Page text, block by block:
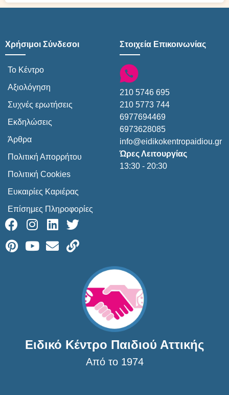
Χρήσιμοι Σύνδεσοι
Το Κέντρο
Αξιολόγηση
Συχνές ερωτήσεις
Εκδηλώσεις
Άρθρα
Πολιτική Απορρήτου
Πολιτική Cookies
Ευκαιρίες Καριέρας
Επίσημες Πληροφορίες
Στοιχεία Επικοινωνίας
210 5746 695
210 5773 744
6977694469
6973628085
info@eidikokentropaidiou.gr
Ώρες Λειτουργίας
13:30 - 20:30
Ειδικό Κέντρο Παιδιού Αττικής
Από το 1974